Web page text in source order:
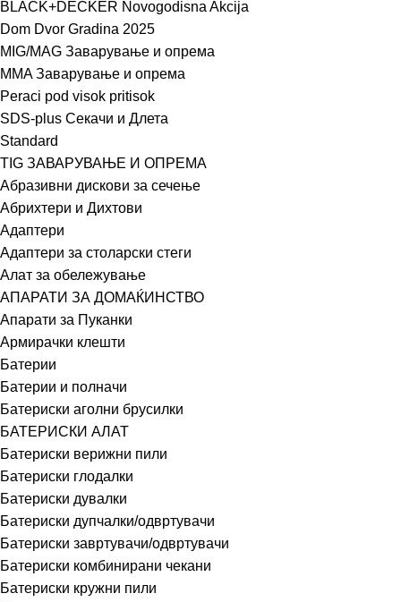
BLACK+DECKER Novogodisna Akcija
Dom Dvor Gradina 2025
MIG/MAG Заварување и опрема
MMA Заварување и опрема
Peraci pod visok pritisok
SDS-plus Секачи и Длета
Standard
TIG ЗАВАРУВАЊЕ И ОПРЕМА
Абразивни дискови за сечење
Абрихтери и Дихтови
Адаптери
Адаптери за столарски стеги
Алат за обележување
АПАРАТИ ЗА ДОМАЌИНСТВО
Апарати за Пуканки
Армирачки клешти
Батерии
Батерии и полначи
Батериски аголни брусилки
БАТЕРИСКИ АЛАТ
Батериски верижни пили
Батериски глодалки
Батериски дувалки
Батериски дупчалки/одвртувачи
Батериски завртувачи/одвртувачи
Батериски комбинирани чекани
Батериски кружни пили